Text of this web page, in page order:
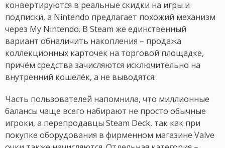
конвертируются в реальные скидки на игры и
подписки, а Nintendo предлагает похожий механизм
через My Nintendo. В Steam же единственный
вариант обналичить накопления – продажа
коллекционных карточек на торговой площадке,
причём средства зачисляются исключительно на
внутренний кошелёк, а не выводятся.
Часть пользователей напомнила, что миллионные
балансы чаще всего набирают не просто обычные
игроки, а перепродавцы Steam Deck, так как при
покупке оборудования в фирменном магазине Valve